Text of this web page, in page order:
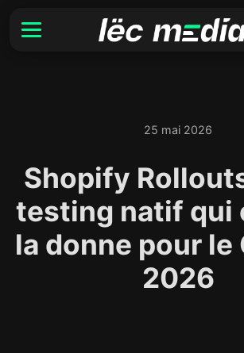
25 mai 2026
Shopify
testing natif qui
la donne pour le
2026